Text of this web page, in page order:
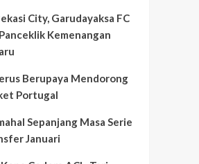
City, Garudayaksa FC
Kemenangan
Berupaya Mendorong
Portugal
Sepanjang Masa Serie
Januari